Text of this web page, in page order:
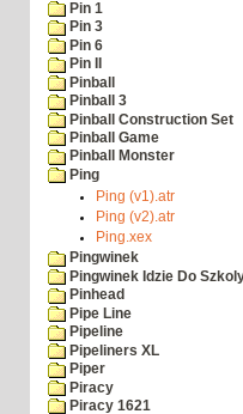
Pin 1
Pin 3
Pin 6
Pin II
Pinball
Pinball 3
Pinball Construction Set
Pinball Game
Pinball Monster
Ping
Ping (v1).atr
Ping (v2).atr
Ping.xex
Pingwinek
Pingwinek Idzie Do
Pinhead
Pipe Line
Pipeline
Pipeliners XL
Piper
Piracy
Piracy 1621